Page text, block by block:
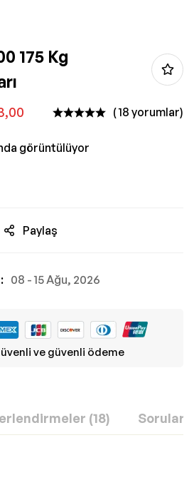
175 Kg
( 18 yorumlar)
görüntülüyor
Paylaş
08 - 15 Ağu, 2026
ve güvenli ödeme
(18) Sorular